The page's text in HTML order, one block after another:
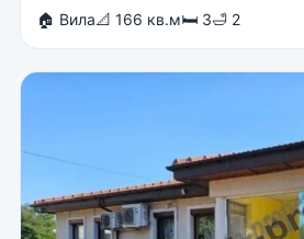
🏠 Вила📐 166 кв.м🛏 3🛁 2